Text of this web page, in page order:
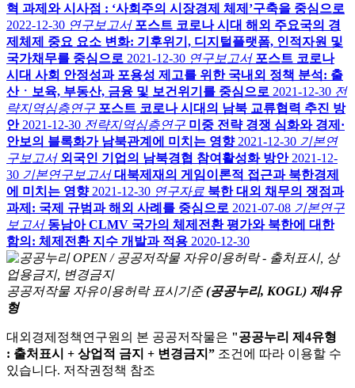
혁 과제와 시사점 : ‘사회주의 시장경제 체제’구축을 중심으로
2022-12-30 연구보고서 포스트 코로나 시대 해외 주요국의 경
제체제 중요 요소 변화: 기후위기, 디지털플랫폼, 인적자원 및
국가채무를 중심으로 2021-12-30 연구보고서 포스트 코로나
시대 사회 안정성과 포용성 제고를 위한 국내외 정책 분석: 출
산ㆍ보육, 부동산, 금융 및 보건위기를 중심으로 2021-12-30 전
략지역심층연구 포스트 코로나 시대의 남북 교류협력 추진 방
안 2021-12-30 전략지역심층연구 미중 전략 경쟁 심화와 경제·
안보의 블록화가 남북관계에 미치는 영향 2021-12-30 기본연
구보고서 외국인 기업의 남북경협 참여활성화 방안 2021-12-
30 기본연구보고서 대북제재의 게임이론적 접근과 북한경제
에 미치는 영향 2021-12-30 연구자료 북한 대외 채무의 쟁점과
과제: 국제 규범과 해외 사례를 중심으로 2021-07-08 기본연구
보고서 동남아 CLMV 국가의 체제전환 평가와 북한에 대한
함의: 체제전환 지수 개발과 적용 2020-12-30
공공저작물 자유이용허락 표시기준 (공공누리, KOGL) 제4유
형
대외경제정책연구원의 본 공공저작물은 "공공누리 제4유형
: 출처표시 + 상업적 금지 + 변경금지” 조건에 따라 이용할 수
있습니다. 저작권정책 참조